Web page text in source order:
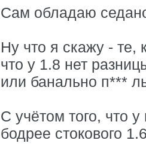
Сам обладаю
Ну что я скажу - те,
что у 1.8 нет
или банально п***
С учётом того, что
бодрее стокового